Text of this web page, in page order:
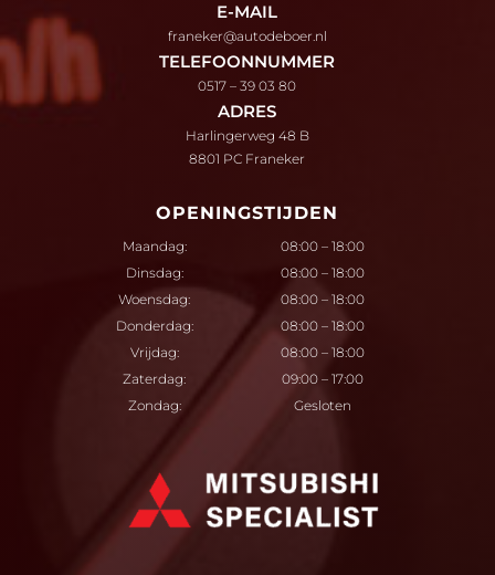
E-MAIL
franeker@autodeboer.nl
TELEFOONNUMMER
0517 – 39 03 80
ADRES
Harlingerweg 48 B
8801 PC Franeker
OPENINGSTIJDEN
Maandag:
08:00 – 18:00
Dinsdag:
08:00 – 18:00
Woensdag:
08:00 – 18:00
Donderdag:
08:00 – 18:00
Vrijdag:
08:00 – 18:00
Zaterdag:
09:00 – 17:00
Zondag:
Gesloten